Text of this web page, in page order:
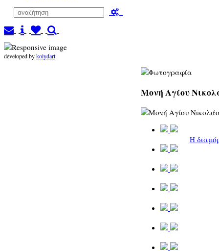
developed bykolydart
Μονή Αγίου
Η